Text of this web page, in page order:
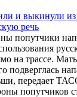
и выкинули из
речь
попутчики
на трассе.
подверглась
передает
попутчиков